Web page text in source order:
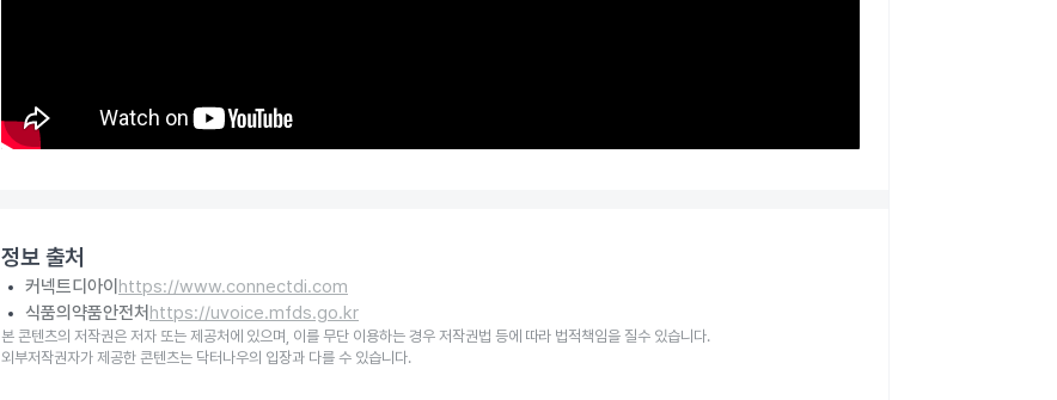
정보 출처
커넥트디아이 https://www.connectdi.com
식품의약품안전처 https://uvoice.mfds.go.kr
본 콘텐츠의 저작권은 저자 또는 제공처에 있으며, 이를 무단 이용하는 경우 저작권법 등에 따라 법적책임을 질수 있습니다.
외부저작권자가 제공한 콘텐츠는 닥터나우의 입장과 다를 수 있습니다.